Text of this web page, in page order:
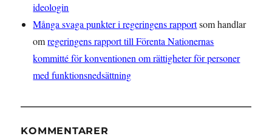
ideologin
Många svaga punkter i regeringens rapportsom handlar
omregeringens rapport till Förenta Nationernas
kommitté för konventionen om rättigheter för personer
med funktionsnedsättning
KOMMENTARER